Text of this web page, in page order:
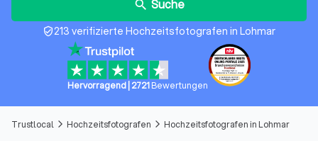
search Suche
verified_user213 verifizierte Hochzeitsfotografen in Lohmar
Hervorragend| 2721 Bewertungen
Trustlocal arrow_forward_ios Hochzeitsfotografen arrow_forward_ios Hochzeitsfotografen in Lohmar